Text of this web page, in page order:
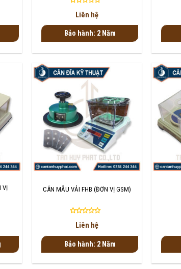
Được
hạng
0
sao
Liên hệ
Bảo hành: 2 Năm
VỊ
+
CÂN MẪU VẢI FHB (ĐƠN VỊ GSM)
Được
hạng
0
5
sao
Liên hệ
Bảo hành: 2 Năm
+